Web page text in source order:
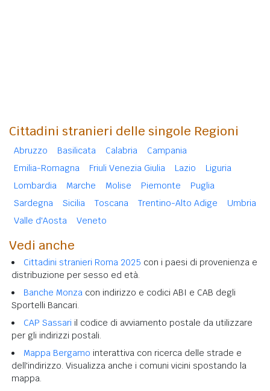
Cittadini stranieri delle singole Regioni
Abruzzo Basilicata Calabria
Campania
Emilia-Romagna
Friuli Venezia Giulia Lazio
Liguria
Lombardia
Marche Molise Piemonte
Puglia
Sardegna
Sicilia Toscana Trentino-Alto Adige
Umbria
Valle d'Aosta
Veneto
Vedi anche
Cittadini stranieri Roma 2025 con i paesi di provenienza e
distribuzione per sesso ed età.
Banche Monza con indirizzo e codici ABI e CAB degli
Sportelli Bancari.
CAP Sassari il codice di avviamento postale da utilizzare
per gli indirizzi postali.
Mappa Bergamo interattiva con ricerca delle strade e
dell'indirizzo. Visualizza anche i comuni vicini spostando la
mappa.